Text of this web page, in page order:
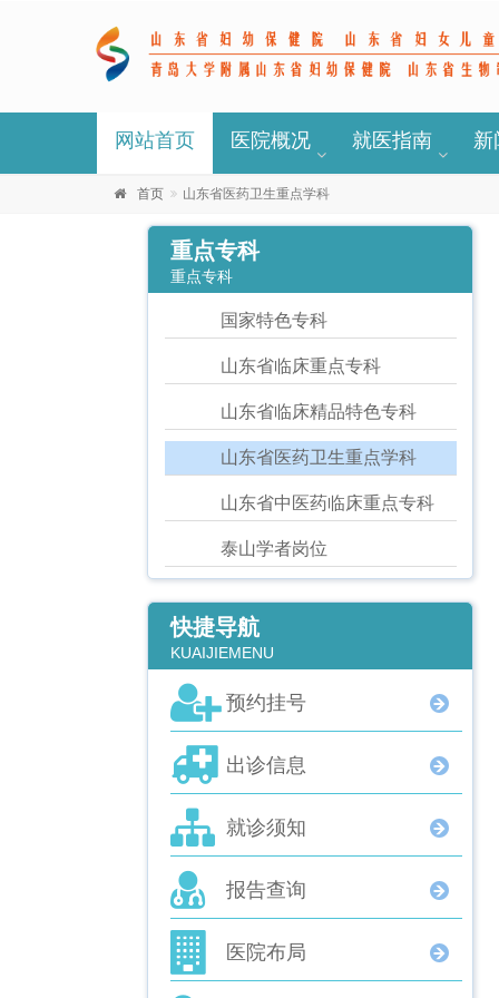
网站首页 医院概况 就医指南 新
首页 山东省医药卫生重点学科
重点专科
重点专科
国家特色专科
山东省临床重点专科
山东省临床精品特色专科
山东省医药卫生重点学科
山东省中医药临床重点专科
泰山学者岗位
快捷导航
KUAIJIEMENU
预约挂号
出诊信息
就诊须知
报告查询
医院布局